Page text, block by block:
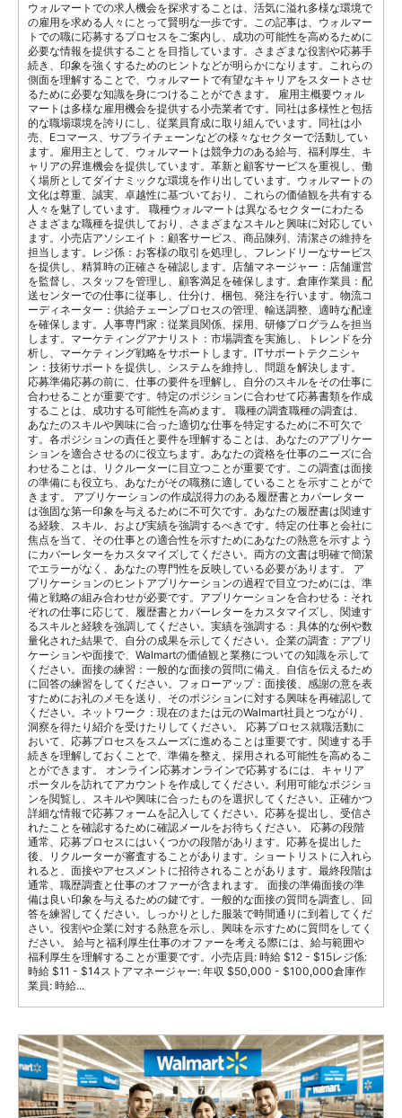
ウォルマートでの求人機会を探求することは、活気に溢れ多様な環境で
の雇用を求める人々にとって賢明な一歩です。この記事は、ウォルマー
トでの職に応募するプロセスをご案内し、成功の可能性を高めるために
必要な情報を提供することを目指しています。さまざまな役割や応募手
続き、印象を強くするためのヒントなどが明らかになります。これらの
側面を理解することで、ウォルマートで有望なキャリアをスタートさせ
るために必要な知識を身につけることができます。 雇用主概要ウォル
マートは多様な雇用機会を提供する小売業者です。同社は多様性と包括
的な職場環境を誇りにし、従業員育成に取り組んでいます。同社は小
売、Eコマース、サプライチェーンなどの様々なセクターで活動してい
ます。雇用主として、ウォルマートは競争力のある給与、福利厚生、キ
ャリアの昇進機会を提供しています。革新と顧客サービスを重視し、働
く場所としてダイナミックな環境を作り出しています。ウォルマートの
文化は尊重、誠実、卓越性に基づいており、これらの価値観を共有する
人々を魅了しています。 職種ウォルマートは異なるセクターにわたる
さまざまな職種を提供しており、さまざまなスキルと興味に対応してい
ます。小売店アソシエイト：顧客サービス、商品陳列、清潔さの維持を
担当します。レジ係：お客様の取引を処理し、フレンドリーなサービス
を提供し、精算時の正確さを確認します。店舗マネージャー：店舗運営
を監督し、スタッフを管理し、顧客満足を確保します。倉庫作業員：配
送センターでの仕事に従事し、仕分け、梱包、発注を行います。物流コ
ーディネーター：供給チェーンプロセスの管理、輸送調整、適時な配達
を確保します。人事専門家：従業員関係、採用、研修プログラムを担当
します。マーケティングアナリスト：市場調査を実施し、トレンドを分
析し、マーケティング戦略をサポートします。ITサポートテクニシャ
ン：技術サポートを提供し、システムを維持し、問題を解決します。
応募準備応募の前に、仕事の要件を理解し、自分のスキルをその仕事に
合わせることが重要です。特定のポジションに合わせて応募書類を作成
することは、成功する可能性を高めます。 職種の調査職種の調査は、
あなたのスキルや興味に合った適切な仕事を特定するために不可欠で
す。各ポジションの責任と要件を理解することは、あなたのアプリケー
ションを適合させるのに役立ちます。あなたの資格を仕事のニーズに合
わせることは、リクルーターに目立つことが重要です。この調査は面接
の準備にも役立ち、あなたがその職務に適していることを示すことがで
きます。 アプリケーションの作成説得力のある履歴書とカバーレター
は強固な第一印象を与えるために不可欠です。あなたの履歴書は関連す
る経験、スキル、および実績を強調するべきです。特定の仕事と会社に
焦点を当て、その仕事との適合性を示すためにあなたの熱意を示すよう
にカバーレターをカスタマイズしてください。両方の文書は明確で簡潔
でエラーがなく、あなたの専門性を反映している必要があります。 ア
プリケーションのヒントアプリケーションの過程で目立つためには、準
備と戦略の組み合わせが必要です。アプリケーションを合わせる：それ
ぞれの仕事に応じて、履歴書とカバーレターをカスタマイズし、関連す
るスキルと経験を強調してください。実績を強調する：具体的な例や数
量化された結果で、自分の成果を示してください。企業の調査：アプリ
ケーションや面接で、Walmartの価値観と業務についての知識を示して
ください。面接の練習：一般的な面接の質問に備え、自信を伝えるため
に回答の練習をしてください。フォローアップ：面接後、感謝の意を表
すためにお礼のメモを送り、そのポジションに対する興味を再確認して
ください。ネットワーク：現在のまたは元のWalmart社員とつながり、
洞察を得たり紹介を受けたりしてください。 応募プロセス就職活動に
おいて、応募プロセスをスムーズに進めることは重要です。関連する手
続きを理解しておくことで、準備を整え、採用される可能性を高めるこ
とができます。 オンライン応募オンラインで応募するには、キャリア
ポータルを訪れてアカウントを作成してください。利用可能なポジショ
ンを閲覧し、スキルや興味に合ったものを選択してください。正確かつ
詳細な情報で応募フォームを記入してください。応募を提出し、受信さ
れたことを確認するために確認メールをお待ちください。 応募の段階
通常、応募プロセスにはいくつかの段階があります。応募を提出した
後、リクルーターが審査することがあります。ショートリストに入れら
れると、面接やアセスメントに招待されることがあります。最終段階は
通常、職歴調査と仕事のオファーが含まれます。 面接の準備面接の準
備は良い印象を与えるための鍵です。一般的な面接の質問を調査し、回
答を練習してください。しっかりとした服装で時間通りに到着してくだ
さい。役割や企業に対する熱意を示し、興味を示すために質問をしてく
ださい。 給与と福利厚生仕事のオファーを考える際には、給与範囲や
福利厚生を理解することが重要です。小売店員: 時給 $12 - $15レジ係:
時給 $11 - $14ストアマネージャー: 年収 $50,000 - $100,000倉庫作
業員: 時給...